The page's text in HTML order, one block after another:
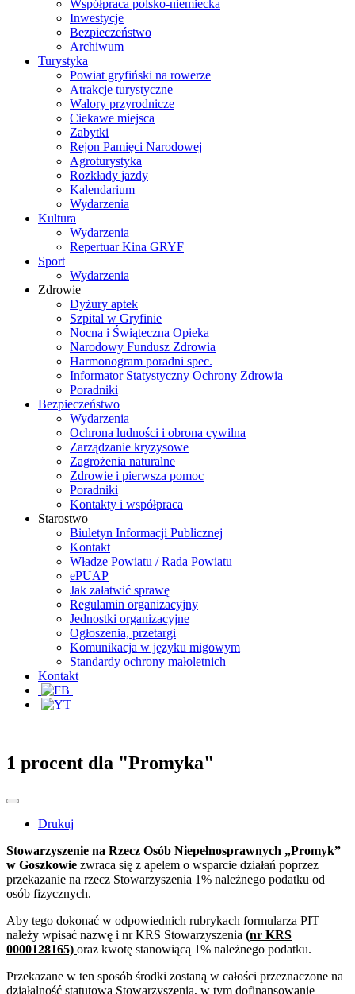
Współpraca polsko-niemiecka
Inwestycje
Bezpieczeństwo
Archiwum
Turystyka
Powiat gryfiński na rowerze
Atrakcje turystyczne
Walory przyrodnicze
Ciekawe miejsca
Zabytki
Rejon Pamięci Narodowej
Agroturystyka
Rozkłady jazdy
Kalendarium
Wydarzenia
Kultura
Wydarzenia
Repertuar Kina GRYF
Sport
Wydarzenia
Zdrowie
Dyżury aptek
Szpital w Gryfinie
Nocna i Świąteczna Opieka
Narodowy Fundusz Zdrowia
Harmonogram poradni spec.
Informator Statystyczny Ochrony Zdrowia
Poradniki
Bezpieczeństwo
Wydarzenia
Ochrona ludności i obrona cywilna
Zarządzanie kryzysowe
Zagrożenia naturalne
Zdrowie i pierwsza pomoc
Poradniki
Kontakty i współpraca
Starostwo
Biuletyn Informacji Publicznej
Kontakt
Władze Powiatu / Rada Powiatu
ePUAP
Jak załatwić sprawę
Regulamin organizacyjny
Jednostki organizacyjne
Ogłoszenia, przetargi
Komunikacja w języku migowym
Standardy ochrony małoletnich
Kontakt
1 procent dla "Promyka"
Drukuj
Stowarzyszenie na Rzecz Osób Niepełnosprawnych „Promyk”
w Goszkowie zwraca się z apelem o wsparcie działań poprzez
przekazanie na rzecz Stowarzyszenia 1% należnego podatku od
osób fizycznych.
Aby tego dokonać w odpowiednich rubrykach formularza PIT
należy wpisać nazwę i nr KRS Stowarzyszenia (nr KRS
0000128165) oraz kwotę stanowiącą 1% należnego podatku.
Przekazane w ten sposób środki zostaną w całości przeznaczone na
działalność statutową Stowarzyszenia, w tym dofinansowanie